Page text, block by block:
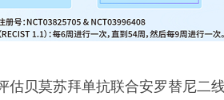
估贝莫苏拜单抗联合安罗替尼